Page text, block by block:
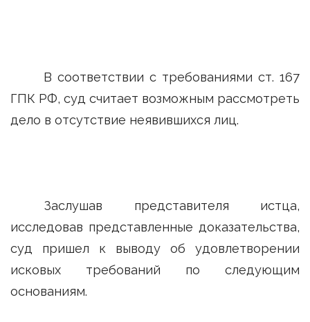
В соответствии с требованиями ст. 167
ГПК РФ, суд считает возможным рассмотреть
дело в отсутствие неявившихся лиц.
Заслушав представителя истца,
исследовав представленные доказательства,
суд пришел к выводу об удовлетворении
исковых требований по следующим
основаниям.